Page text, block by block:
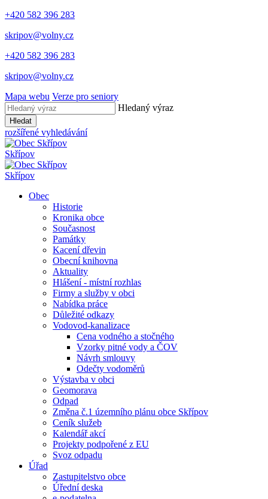
+420 582 396 283
skripov@volny.cz
+420 582 396 283
skripov@volny.cz
Mapa webu Verze pro seniory
Hledaný výraz
Hledat
rozšířené vyhledávání
Skřípov
Skřípov
Obec
Historie
Kronika obce
Současnost
Památky
Kacení dřevin
Obecní knihovna
Aktuality
Hlášení - místní rozhlas
Firmy a služby v obci
Nabídka práce
Důležité odkazy
Vodovod-kanalizace
Cena vodného a stočného
Vzorky pitné vody a ČOV
Návrh smlouvy
Odečty vodoměrů
Výstavba v obci
Geomorava
Odpad
Změna č.1 územního plánu obce Skřípov
Ceník služeb
Kalendář akcí
Projekty podpořené z EU
Svoz odpadu
Úřad
Zastupitelstvo obce
Úřední deska